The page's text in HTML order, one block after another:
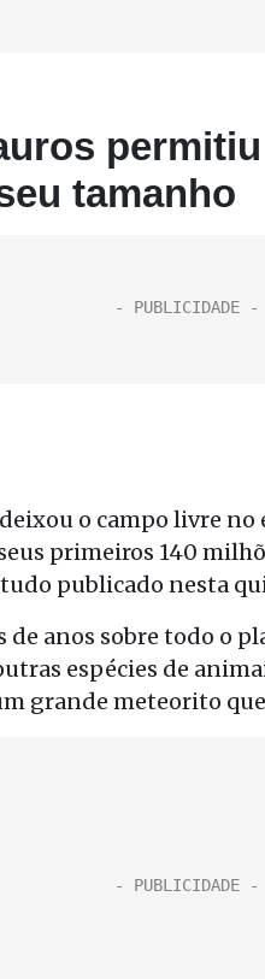
tamanho
o campo livre
primeiros 140
publicado nesta
anos sobre todo o
espécies de
grande meteorito